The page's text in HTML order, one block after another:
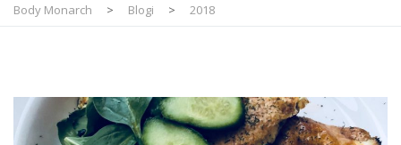
Body Monarch > Blogi > 2018